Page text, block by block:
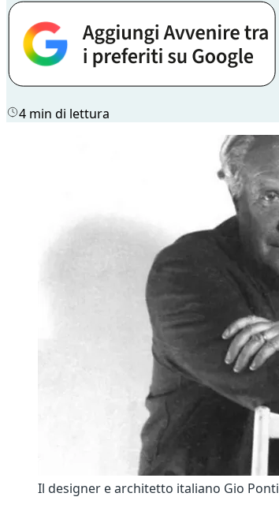
4 min di lettura
Il designer e architetto italiano Gio Ponti